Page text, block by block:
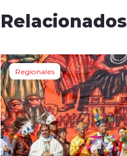
Relacionados
Regionales